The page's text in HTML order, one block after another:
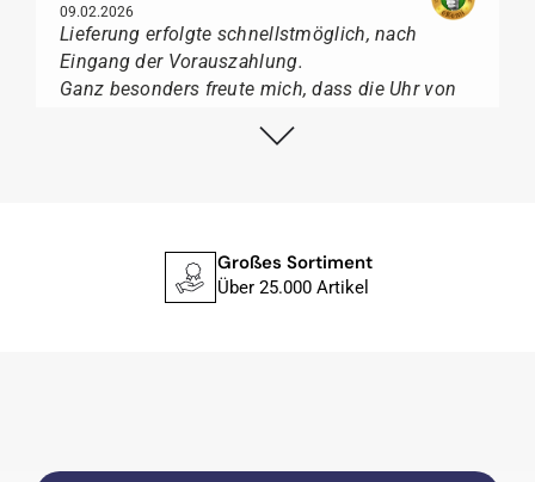
09.02.2026
Lieferung erfolgte schnellstmöglich, nach
Eingang der Vorauszahlung.
Ganz besonders freute mich, dass die Uhr von
geliefert wurde, sondern mit der gelben
für seine professionelle Arbeit und tollen
Service extrem weiter empfehlen.
Großes Sortiment
Über 25.000 Artikel